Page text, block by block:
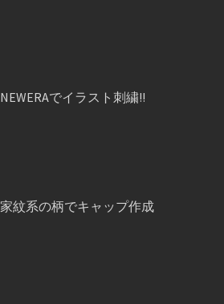
NEWERAでイラスト刺繍!!
家紋系の柄でキャップ作成